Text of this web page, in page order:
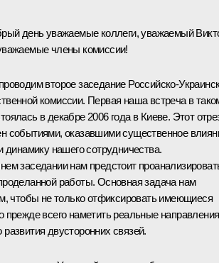
день уважаемые коллеги, уважаемый
члены комиссии!
второе заседание Российско-
комиссии. Первая наша встреча в
в декабре 2006 года в Киеве. Этот
событиями, оказавшими существенное
динамику нашего сотрудничества.
заседании нам предстоит
работы. Основная задача нам
чтобы не только отфиксировать имеющиеся
прежде всего наметить реальные направления
двусторонних связей.